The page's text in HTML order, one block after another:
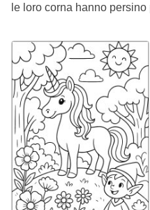
le loro corna hanno persino